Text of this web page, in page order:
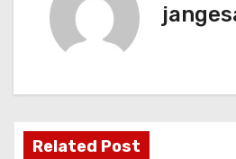
Related Post